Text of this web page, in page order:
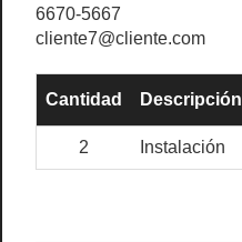
6670-5667
cliente7@cliente.com
Cantidad Descripción
2 Instalación